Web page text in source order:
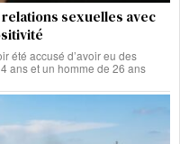
sexuelles avec
été accusé d’avoir eu des
ans et un homme de 26 ans